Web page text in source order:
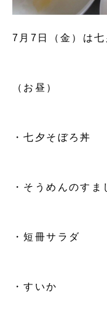
7月7日（金）は七
（お昼）
・七夕そぼろ丼
・そうめんのすま
・短冊サラダ
・すいか